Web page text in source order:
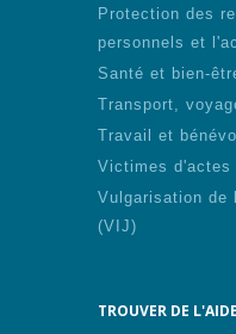
Protection des
personnels et
Santé et bien-
Transport,
Travail et
Victimes d'actes
Vulgarisation de
(VIJ)
TROUVER DE L'AIDE